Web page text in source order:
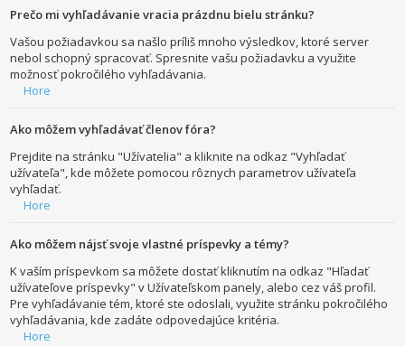
Prečo mi vyhľadávanie vracia prázdnu bielu stránku?
Vašou požiadavkou sa našlo príliš mnoho výsledkov, ktoré server
nebol schopný spracovať. Spresnite vašu požiadavku a využite
možnosť pokročilého vyhľadávania.
Hore
Ako môžem vyhľadávať členov fóra?
Prejdite na stránku "Užívatelia" a kliknite na odkaz "Vyhľadať
užívateľa", kde môžete pomocou rôznych parametrov užívateľa
vyhľadať.
Hore
Ako môžem nájsť svoje vlastné príspevky a témy?
K vaším príspevkom sa môžete dostať kliknutím na odkaz "Hľadať
užívateľove príspevky" v Užívateľskom panely, alebo cez váš profil.
Pre vyhľadávanie tém, ktoré ste odoslali, využite stránku pokročilého
vyhľadávania, kde zadáte odpovedajúce kritéria.
Hore